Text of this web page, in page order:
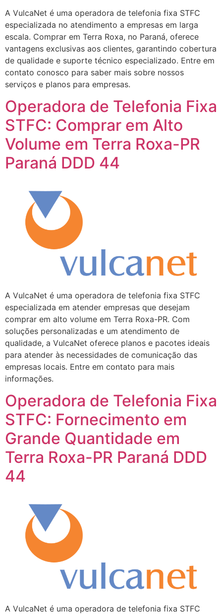
A VulcaNet é uma operadora de telefonia fixa STFC
especializada no atendimento a empresas em larga
escala. Comprar em Terra Roxa, no Paraná, oferece
vantagens exclusivas aos clientes, garantindo cobertura
de qualidade e suporte técnico especializado. Entre em
contato conosco para saber mais sobre nossos
serviços e planos para empresas.
Operadora de Telefonia Fixa
STFC: Comprar em Alto
Volume em Terra Roxa-PR
Paraná DDD 44
A VulcaNet é uma operadora de telefonia fixa STFC
especializada em atender empresas que desejam
comprar em alto volume em Terra Roxa-PR. Com
soluções personalizadas e um atendimento de
qualidade, a VulcaNet oferece planos e pacotes ideais
para atender às necessidades de comunicação das
empresas locais. Entre em contato para mais
informações.
Operadora de Telefonia Fixa
STFC: Fornecimento em
Grande Quantidade em
Terra Roxa-PR Paraná DDD
44
A VulcaNet é uma operadora de telefonia fixa STFC